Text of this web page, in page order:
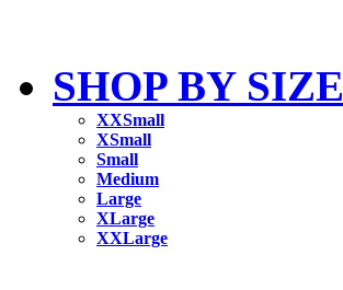
SHOP BY SIZE
XXSmall
XSmall
Small
Medium
Large
XLarge
XXLarge